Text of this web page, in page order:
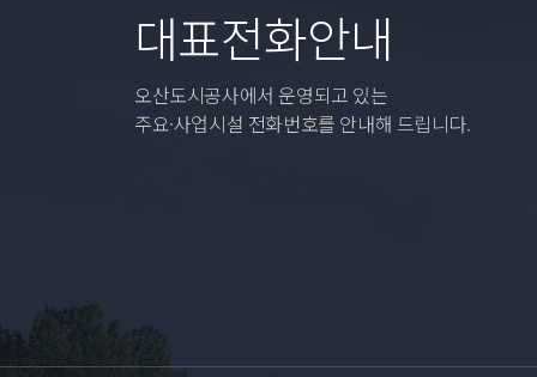
대표전화안내
오산도시공사에서 운영되고 있는
주요·사업시설 전화번호를 안내해 드립니다.